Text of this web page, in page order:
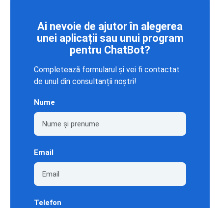
Ai nevoie de ajutor în alegerea
unei aplicații sau unui program
pentru ChatBot?
Completează formularul și vei fi contactat
de unul din consultanții noștri!
Nume
Email
Telefon